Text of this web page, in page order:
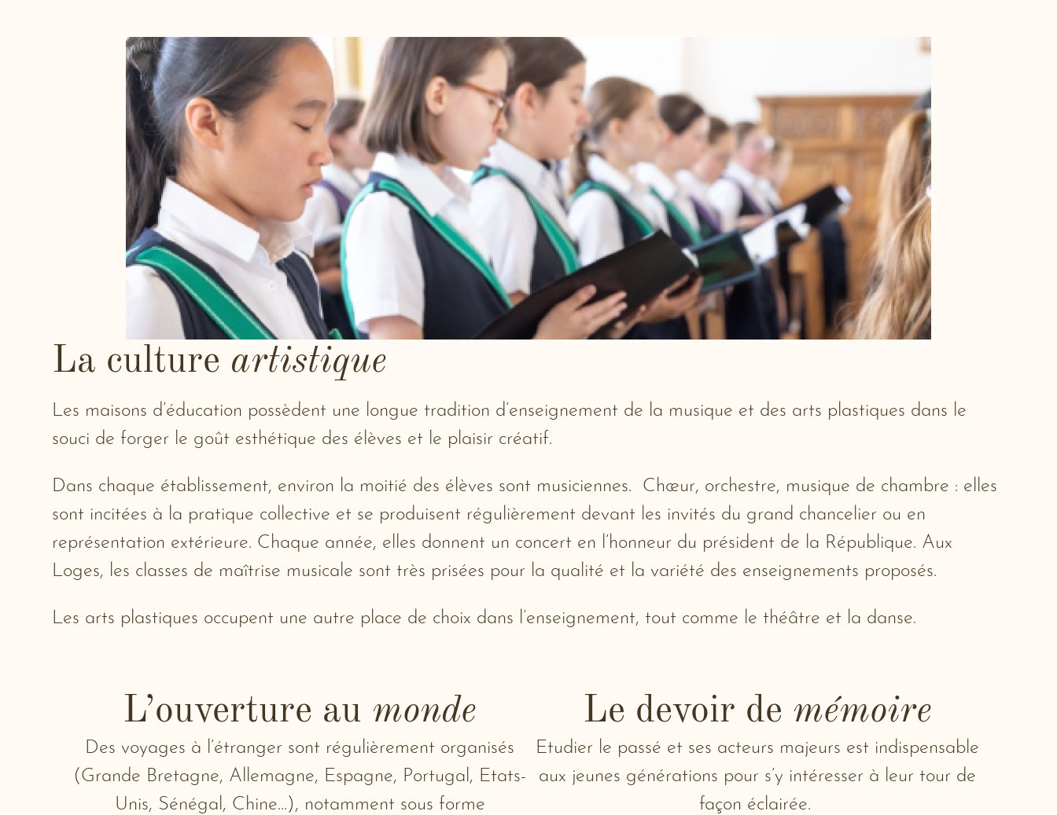
La culture artistique
Les maisons d’éducation possèdent une longue tradition d’enseignement de la musique et des arts plastiques dans le
souci de forger le goût esthétique des élèves et le plaisir créatif.
Dans chaque établissement, environ la moitié des élèves sont musiciennes.
Chœur, orchestre, musique de chambre : elles
sont incitées à la pratique collective et se produisent régulièrement devant les invités du grand chancelier ou en
représentation extérieure. Chaque année, elles donnent un concert en l’honneur du président de la République. Aux
Loges, les classes de maîtrise musicale sont très prisées pour la qualité et la variété des enseignements proposés.
Les arts plastiques occupent une autre place de choix dans l’enseignement, tout comme le théâtre et la danse.
L’ouverture au monde
Des voyages à l’étranger sont régulièrement organisés
(Grande Bretagne, Allemagne, Espagne, Portugal, Etats-
Unis, Sénégal, Chine…), notamment sous forme
Le devoir de mémoire
Etudier le passé et ses acteurs majeurs est indispensable
aux jeunes générations pour s’y intéresser à leur tour de
façon éclairée.